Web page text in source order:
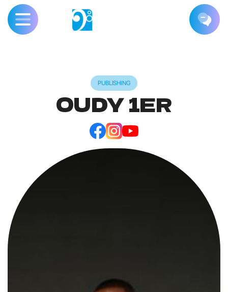
PUBLISHING
OUDY 1ER